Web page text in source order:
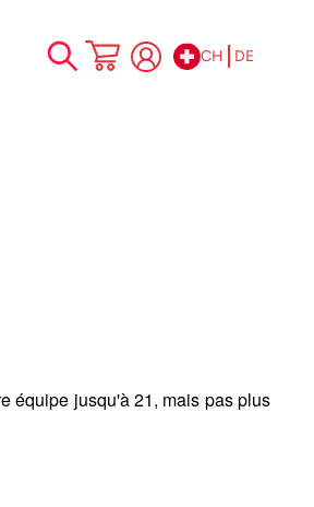
Zum
CH DE
équipe jusqu'à 21, mais pas plus